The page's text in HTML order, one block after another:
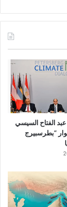
الفتاح السيسي
“بطرسبيرج